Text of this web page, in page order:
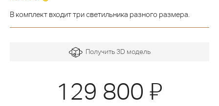
В комплект входит три светильника разного размера.
Получить 3D модель
129 800 Я